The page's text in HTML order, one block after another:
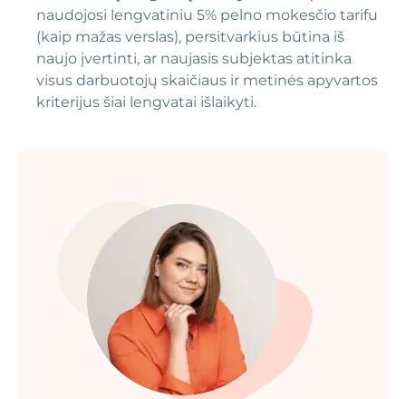
naudojosi lengvatiniu 5% pelno mokesčio tarifu
(kaip mažas verslas), persitvarkius būtina iš
naujo įvertinti, ar naujasis subjektas atitinka
visus darbuotojų skaičiaus ir metinės apyvartos
kriterijus šiai lengvatai išlaikyti.